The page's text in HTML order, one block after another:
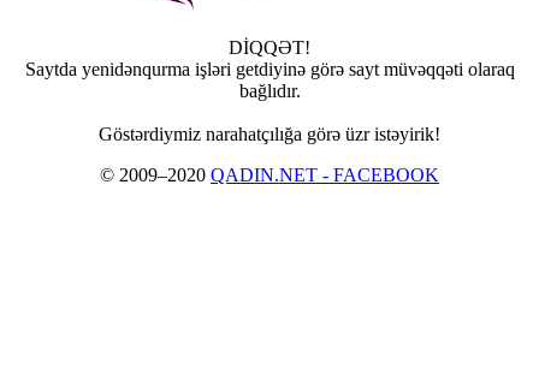
DİQQƏT!
Saytda yenidənqurma işləri getdiyinə görə sayt müvəqqəti olaraq
bağlıdır.
Göstərdiymiz narahatçılığa görə üzr istəyirik!
© 2009–2020 QADIN.NET - FACEBOOK